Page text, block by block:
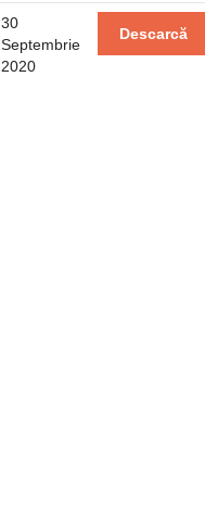
30
Septembrie
2020
Descarcă